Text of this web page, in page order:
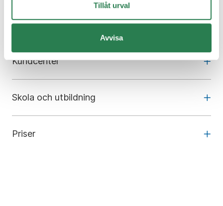
Tillåt urval
Avvisa
Om oss
Kundcenter
Skola och utbildning
Priser